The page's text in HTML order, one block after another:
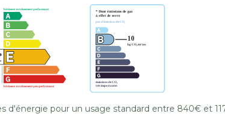
d'énergie pour un usage standard entre 840€ et